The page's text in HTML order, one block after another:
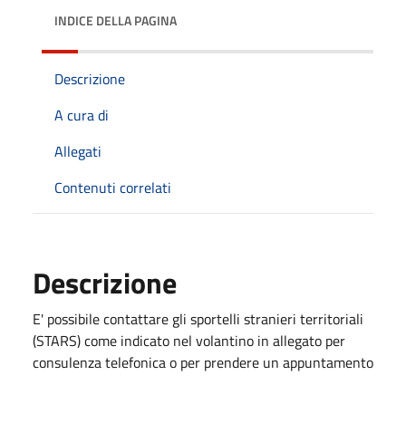
INDICE DELLA PAGINA
Descrizione
A cura di
Allegati
Contenuti correlati
Descrizione
E' possibile contattare gli sportelli stranieri territoriali
(STARS) come indicato nel volantino in allegato per
consulenza telefonica o per prendere un appuntamento